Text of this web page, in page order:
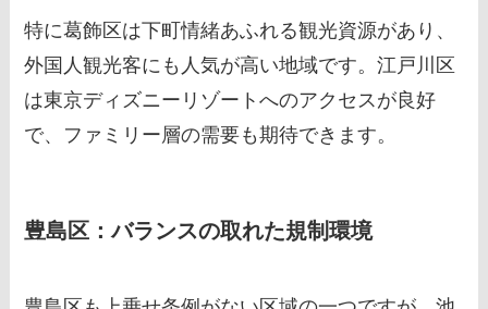
特に葛飾区は下町情緒あふれる観光資源があり、
外国人観光客にも人気が高い地域です。江戸川区
は東京ディズニーリゾートへのアクセスが良好
で、ファミリー層の需要も期待できます。
豊島区：バランスの取れた規制環境